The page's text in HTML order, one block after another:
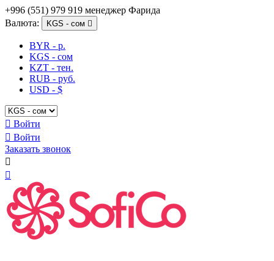
+996 (551) 979 919 менеджер Фарида
Валюта:
KGS - сом 
BYR - р.
KGS - сом
KZT - тен.
RUB - руб.
USD - $
 Войти
 Войти
Заказать звонок

